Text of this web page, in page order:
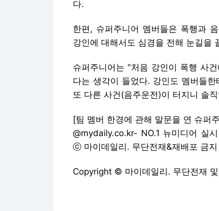
다.
한편, 슈퍼주니어 멤버들은 폭행과
강인에 대해서도 심경을 전해 눈길을
슈퍼주니어는 "처음 강인이 폭행 사
다는 생각이 들었다. 강인도 멤버들
또 다른 사건(음주운전)이 터지니 솔
[팀 멤버 한경에 관해 말문을 연 슈퍼
@mydaily.co.kr- NO.1 뉴미디어 실
ⓒ 마이데일리. 무단전재&재배포 금
Copyright © 마이데일리. 무단전재